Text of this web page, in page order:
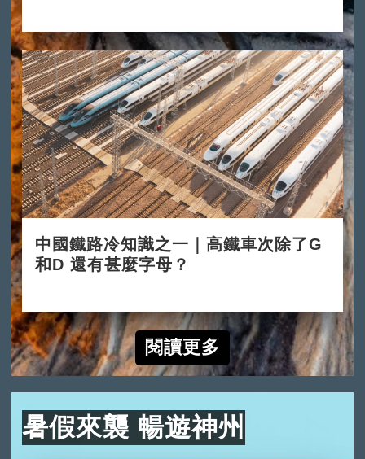
中國鐵路冷知識之一｜高鐵車次除了G
和D 還有甚麼字母？
閱讀更多
暑假來襲 暢遊神州